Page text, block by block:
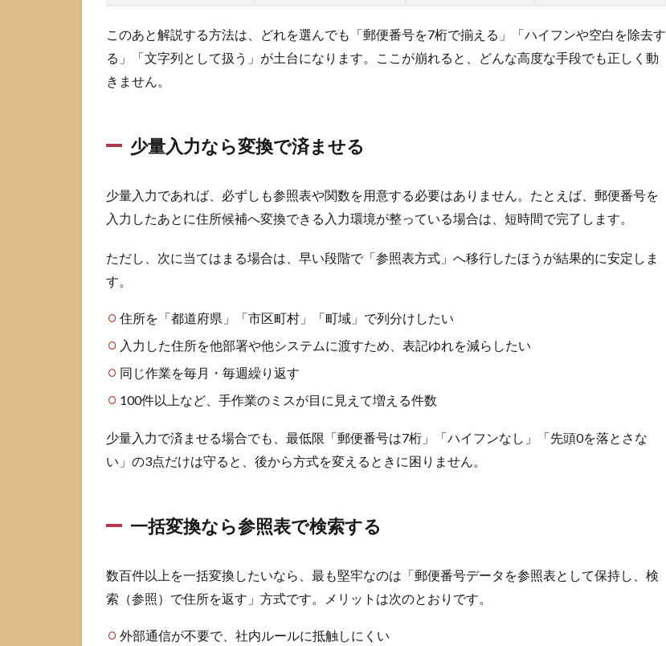
ー
を
用
意
所
索
す
る
CSV
を入
る
2.2
と年
月日
込み
2.3
府県
区町
このあと解説する方法は、どれを選んでも「郵便番号を7桁で揃える」「ハイフンや空白を除去す
る」「文字列として扱う」が土台になります。ここが崩れると、どんな高度な手段でも正しく動
きません。
少量入力なら変換で済ませる
少量入力であれば、必ずしも参照表や関数を用意する必要はありません。たとえば、郵便番号を
入力したあとに住所候補へ変換できる入力環境が整っている場合は、短時間で完了します。
ただし、次に当てはまる場合は、早い段階で「参照表方式」へ移行したほうが結果的に安定しま
す。
住所を「都道府県」「市区町村」「町域」で列分けしたい
入力した住所を他部署や他システムに渡すため、表記ゆれを減らしたい
同じ作業を毎月・毎週繰り返す
100件以上など、手作業のミスが目に見えて増える件数
少量入力で済ませる場合でも、最低限「郵便番号は7桁」「ハイフンなし」「先頭0を落とさな
い」の3点だけは守ると、後から方式を変えるときに困りません。
一括変換なら参照表で検索する
数百件以上を一括変換したいなら、最も堅牢なのは「郵便番号データを参照表として保持し、検
索（参照）で住所を返す」方式です。メリットは次のとおりです。
外部通信が不要で、社内ルールに抵触しにくい